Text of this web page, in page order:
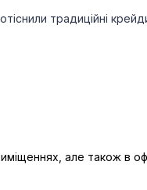
традиційні
але також в